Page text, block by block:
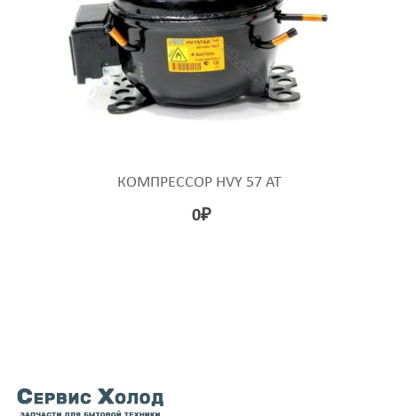
КОМПРЕССОР HVY 57 AT
0₽